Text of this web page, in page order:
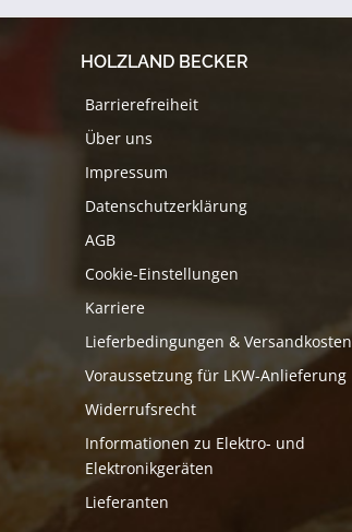
HOLZLAND BECKER
Barrierefreiheit
Über uns
Impressum
Datenschutzerklärung
AGB
Cookie-Einstellungen
Karriere
Lieferbedingungen & Versandkosten
Voraussetzung für LKW-Anlieferung
Widerrufsrecht
Informationen zu Elektro- und
Elektronikgeräten
Lieferanten